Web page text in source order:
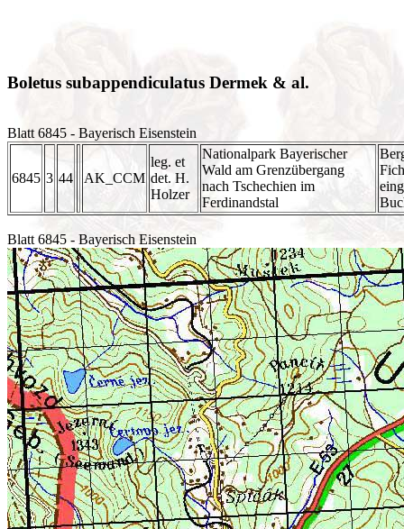
Boletus subappendiculatus Dermek & al.
Blatt 6845 - Bayerisch Eisenstein
6845 3 44 AK_CCM
leg. et
det. H.
Holzer
Nationalpark Bayerischer
Wald am Grenzübergang
nach Tschechien im
Ferdinandstal
Blatt 6845 - Bayerisch Eisenstein